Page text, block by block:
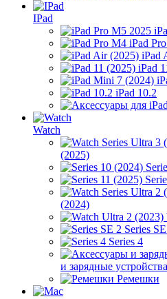
IPad
iPad
iPad
iPad
iPad 10.2
Watch
(2025)
(2024)
Series
Series 4
и зарядные устройства
Ремешки